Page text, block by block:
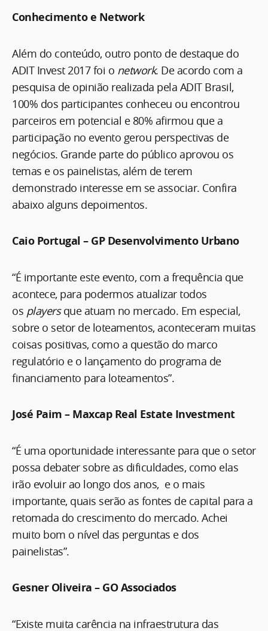
Conhecimento e Network
Além do conteúdo, outro ponto de destaque do
ADIT Invest 2017 foi o network. De acordo com a
pesquisa de opinião realizada pela ADIT Brasil,
100% dos participantes conheceu ou encontrou
parceiros em potencial e 80% afirmou que a
participação no evento gerou perspectivas de
negócios. Grande parte do público aprovou os
temas e os painelistas, além de terem
demonstrado interesse em se associar. Confira
abaixo alguns depoimentos.
Caio Portugal – GP Desenvolvimento Urbano
“É importante este evento, com a frequência que
acontece, para podermos atualizar todos
os playersque atuam no mercado. Em especial,
sobre o setor de loteamentos, aconteceram muitas
coisas positivas, como a questão do marco
regulatório e o lançamento do programa de
financiamento para loteamentos”.
José Paim – Maxcap Real Estate Investment
“É uma oportunidade interessante para que o setor
possa debater sobre as dificuldades, como elas
irão evoluir ao longo dos anos, e o mais
importante, quais serão as fontes de capital para a
retomada do crescimento do mercado. Achei
muito bom o nível das perguntas e dos
painelistas”.
Gesner Oliveira – GO Associados
“Existe muita carência na infraestrutura das